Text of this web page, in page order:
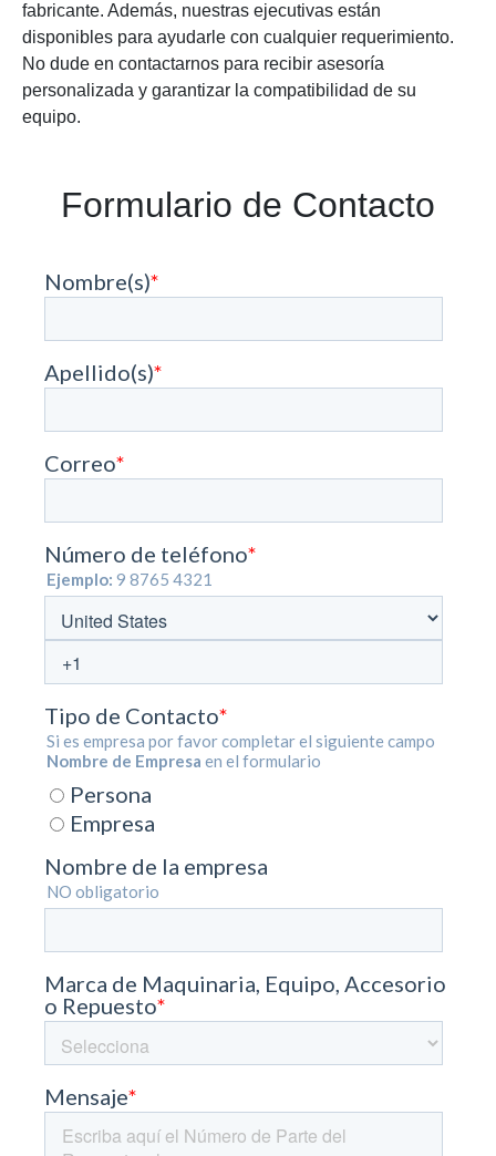
fabricante. Además, nuestras ejecutivas están
disponibles para ayudarle con cualquier requerimiento.
No dude en contactarnos para recibir asesoría
personalizada y garantizar la compatibilidad de su
equipo.
Formulario de Contacto